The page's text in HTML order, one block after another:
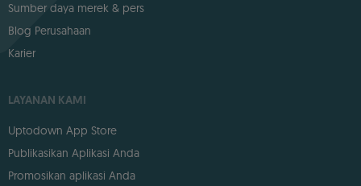
Sumber daya merek & pers
Blog Perusahaan
Karier
LAYANAN KAMI
Uptodown App Store
Publikasikan Aplikasi Anda
Promosikan aplikasi Anda